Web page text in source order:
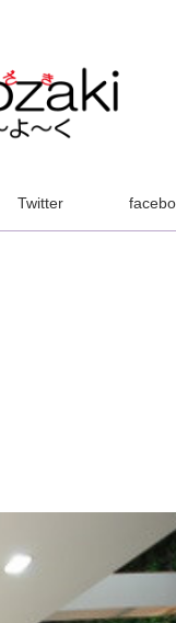
Twitter